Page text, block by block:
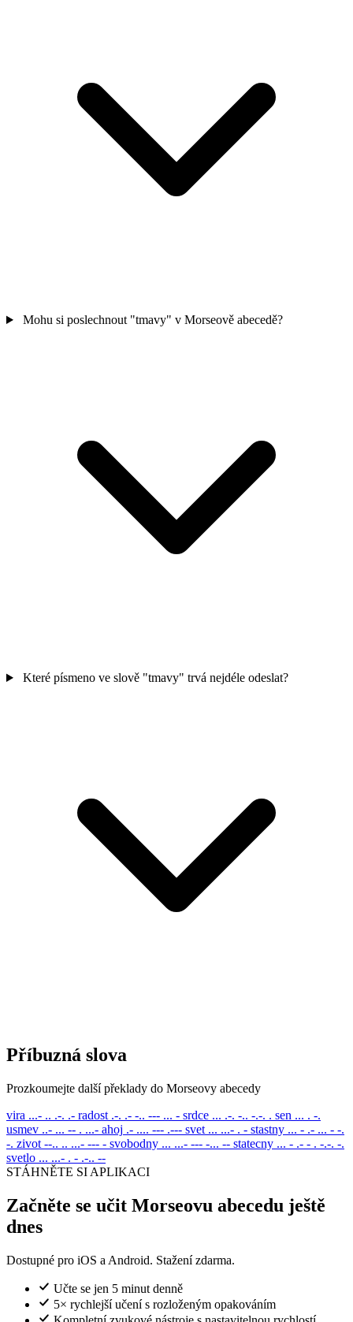
Mohu si poslechnout "tmavy" v Morseově abecedě?
Které písmeno ve slově "tmavy" trvá nejdéle odeslat?
Příbuzná slova
Prozkoumejte další překlady do Morseovy abecedy
vira ...- .. .-. .- radost .-. .- -.. --- ... - srdce ... .-. -.. -.-. . sen ... . -.
usmev ..- ... -- . ...- ahoj .- .... --- .--- svet ... ...- . - stastny ... - .- ... - -.
-. zivot --.. .. ...- --- - svobodny ... ...- --- -... -- statecny ... - .- - . -.-. -.
svetlo ... ...- . - .-.. --
STÁHNĚTE SI APLIKACI
Začněte se učit Morseovu abecedu ještě
dnes
Dostupné pro iOS a Android. Stažení zdarma.
Učte se jen 5 minut denně
5× rychlejší učení s rozloženým opakováním